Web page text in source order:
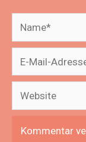
Name*
E-
Mail-
Adresse*
Website